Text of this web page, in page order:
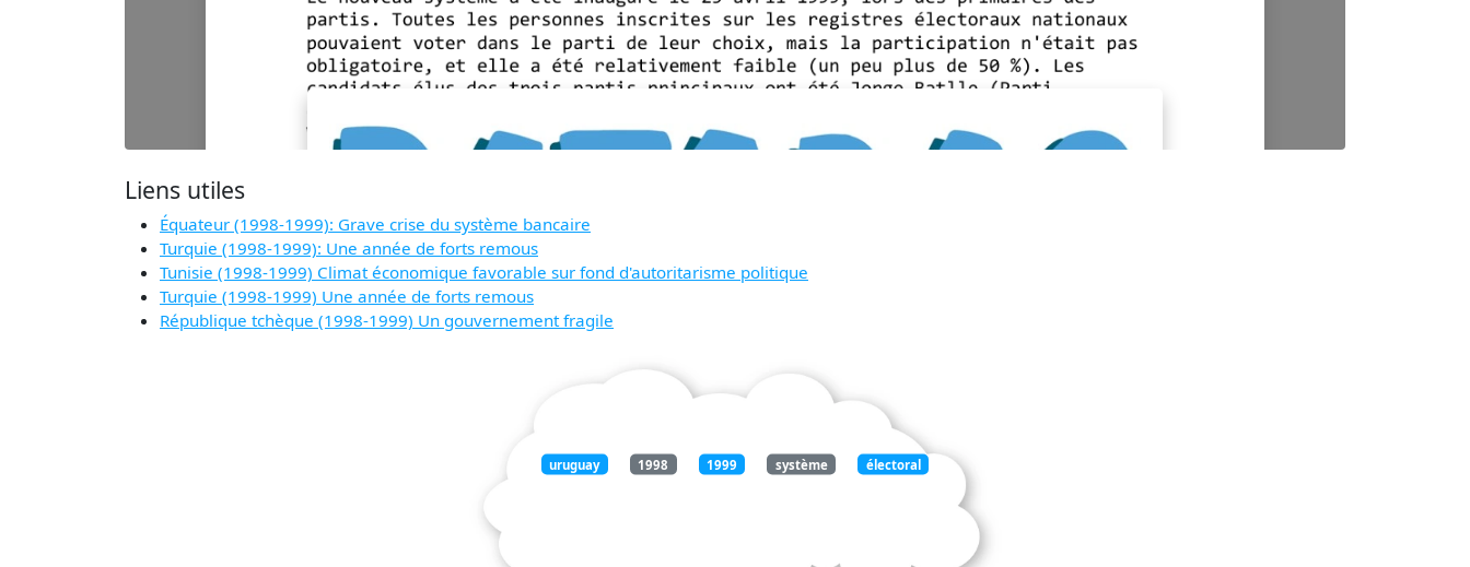
Liens utiles
Équateur (1998-1999): Grave crise du système bancaire
Turquie (1998-1999): Une année de forts remous
Tunisie (1998-1999) Climat économique favorable sur fond d'autoritarisme politique
Turquie (1998-1999) Une année de forts remous
République tchèque (1998-1999) Un gouvernement fragile
uruguay 1998 1999 système électoral